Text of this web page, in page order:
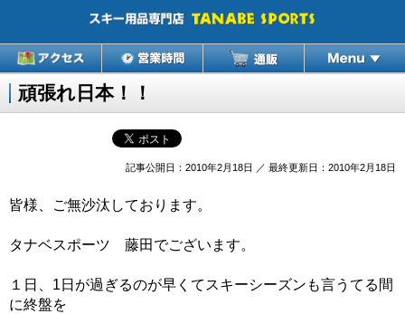
頑張れ日本！！
記事公開日：2010年2月18日 ／ 最終更新日：2010年2月18日
皆様、ご無沙汰しております。
タナベスポーツ 藤田でございます。
１日、1日が過ぎるのが早くてスキーシーズンも言うてる間
に終盤を